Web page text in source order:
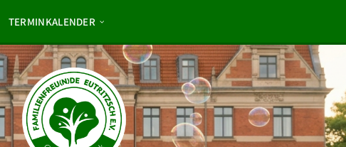
TERMINKALENDER